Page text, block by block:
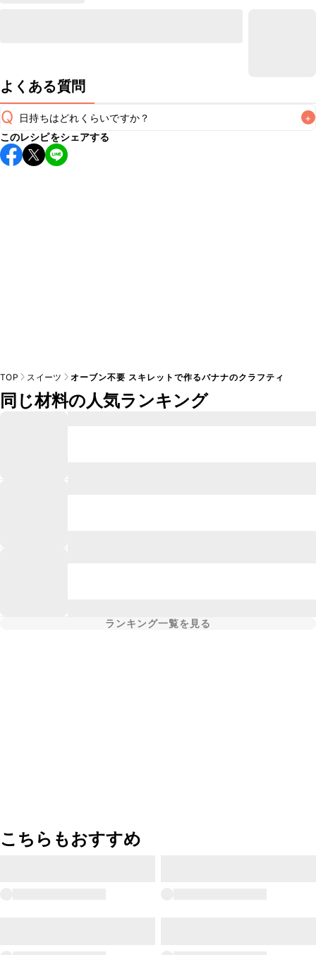
よくある質問
Q 日持ちはどれくらいですか？ +
保存期間は冷蔵で翌日中が目安です。なるべくお早めにお召
し上がりください。
このレシピをシェアする
TOP スイーツ オーブン不要 スキレットで作るバナナのクラフティ
同じ材料の人気ランキング
ランキング一覧を見る
こちらもおすすめ